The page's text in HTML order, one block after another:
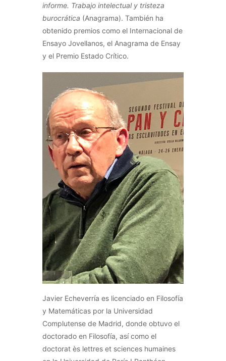
informe. Trabajo intelectual y tristeza
burocrática (Anagrama). También ha
obtenido premios como el Internacional de
Ensayo Jovellanos, el Anagrama de Ensay
y el Premio Estado Crítico.
Javier Echeverría es licenciado en Filosofía
y Matemáticas por la Universidad
Complutense de Madrid, donde obtuvo el
doctorado en Filosofía, así como el
doctorat ès lettres et sciences humaines